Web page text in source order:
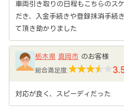
車両引き取りの日程もこちらのス
だき、入金手続きや登録抹消手続
て頂き助かりました
栃木県 真岡市 のお客様
総合満足度:
対応が良く、スピーディだった